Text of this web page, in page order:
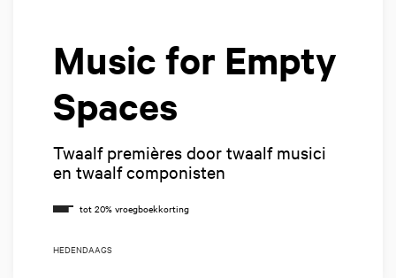
Music for Empty
Spaces
Twaalf premières door twaalf musici
en twaalf componisten
HEDENDAAGS